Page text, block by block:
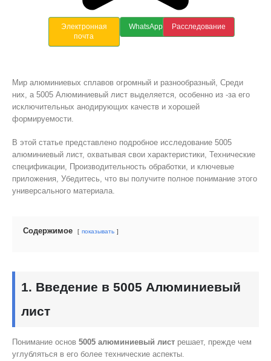
Электронная
почта
WhatsApp Расследование
Мир алюминиевых сплавов огромный и разнообразный, Среди
них, а 5005 Алюминиевый лист выделяется, особенно из -за его
исключительных анодирующих качеств и хорошей
формируемости.
В этой статье представлено подробное исследование 5005
алюминиевый лист, охватывая свои характеристики, Технические
спецификации, Производительность обработки, и ключевые
приложения, Убедитесь, что вы получите полное понимание этого
универсального материала.
Содержимое показывать
1. Введение в 5005 Алюминиевый
лист
Понимание основ 5005 алюминиевый лист решает, прежде чем
углубляться в его более технические аспекты.